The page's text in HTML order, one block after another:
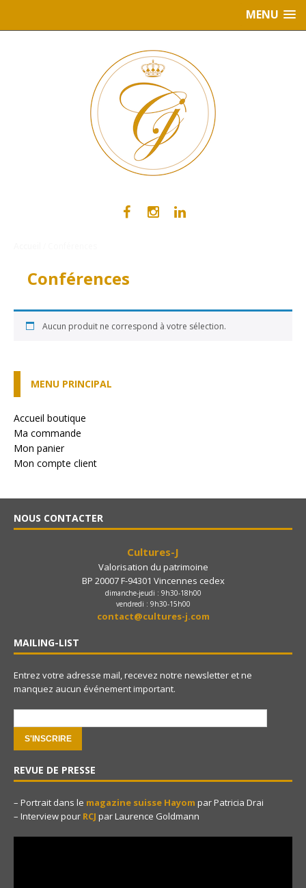
MENU
Conférences
Aucun produit ne correspond à votre sélection.
MENU PRINCIPAL
Accueil boutique
Ma commande
Mon panier
Mon compte client
NOUS CONTACTER
Cultures-J
Valorisation du patrimoine
BP 20007 F-94301 Vincennes cedex
dimanche-jeudi : 9h30-18h00
vendredi : 9h30-15h00
contact@cultures-j.com
MAILING-LIST
Entrez votre adresse mail, recevez notre newsletter et ne
manquez aucun événement important.
REVUE DE PRESSE
– Portrait dans le magazine suisse Hayom par Patricia Drai
– Interview pour RCJ par Laurence Goldmann